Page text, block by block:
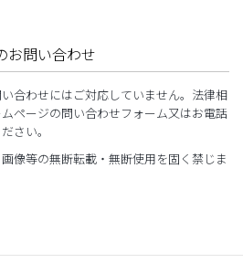
お問い合わせ
合わせにはご対応していません。法律相
ページの問い合わせフォーム又はお電話
さい。
像等の無断転載・無断使用を固く禁じま